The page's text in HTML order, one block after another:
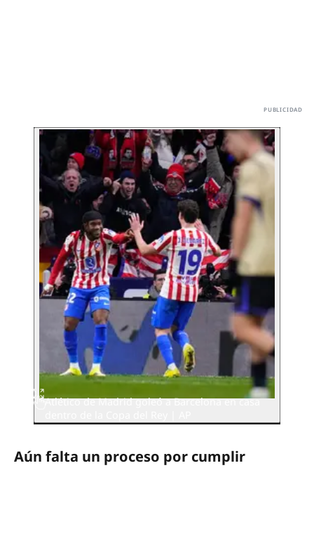
Atlético de Madrid goleó a Barcelona en casa
Aún falta un proceso por cumplir